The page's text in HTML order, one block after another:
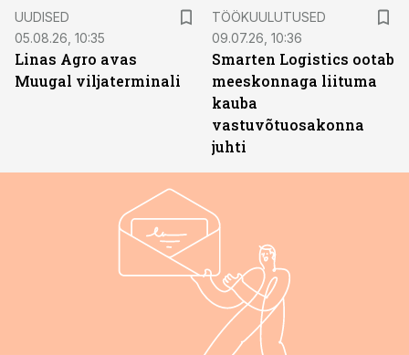
UUDISED
05.08.26, 10:35
Linas Agro avas
Muugal viljaterminali
TÖÖKUULUTUSED
09.07.26, 10:36
Smarten Logistics ootab
meeskonnaga liituma
kauba
vastuvõtuosakonna
juhti